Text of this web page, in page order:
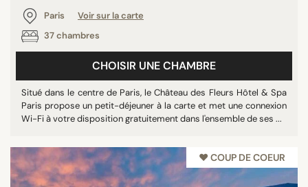
Paris
Voir sur la carte
37 chambres
CHOISIR UNE CHAMBRE
Situé dans le centre de Paris, le Château des Fleurs Hôtel & Spa
Paris propose un petit-déjeuner à la carte et met une connexion
Wi-Fi à votre disposition gratuitement dans l'ensemble de ses ...
♥︎ COUP DE COEUR